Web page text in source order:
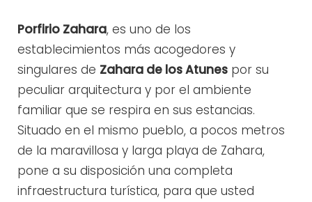
Porfirio Zahara, es uno de los
establecimientos más acogedores y
singulares de Zahara de los Atunes por su
peculiar arquitectura y por el ambiente
familiar que se respira en sus estancias.
Situado en el mismo pueblo, a pocos metros
de la maravillosa y larga playa de Zahara,
pone a su disposición una completa
infraestructura turística, para que usted